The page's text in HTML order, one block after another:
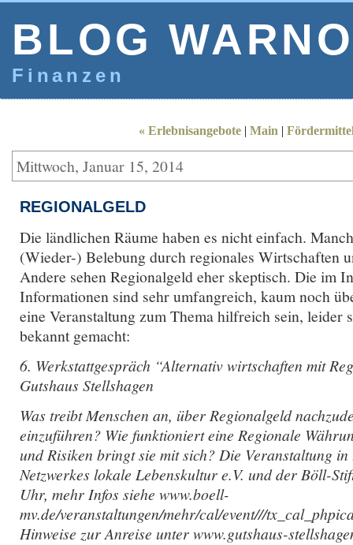
BLOG
Finanzen
« Erlebnisangebote| Main |
Mittwoch, Januar 15, 2014
REGIONALGELD
Die ländlichen Räume haben es nicht einfach.
(Wieder-) Belebung durch regionales Wirtschaften
Andere sehen Regionalgeld eher skeptisch. Die im
Informationen sind sehr umfangreich, kaum noch
eine Veranstaltung zum Thema hilfreich sein, leider
bekannt gemacht:
6. Werkstattgespräch “Alternativ wirtschaften mit
Gutshaus Stellshagen
Was treibt Menschen an, über Regionalgeld
einzuführen? Wie funktioniert eine Regionale
und Risiken bringt sie mit sich? Die Veranstaltung
Netzwerkes lokale Lebenskultur e.V. und der Böll-
Uhr, mehr Infos siehe www.boell-
mv.de/veranstaltungen/mehr/cal/event///
Hinweise zur Anreise unter www.gutshaus-